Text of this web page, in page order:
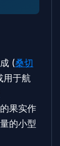
(桑切
用于航
果实作
的小型